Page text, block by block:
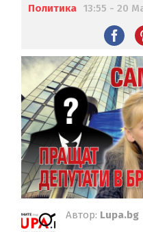
Политика 13:55 - 20
Автор: Lupa.bg